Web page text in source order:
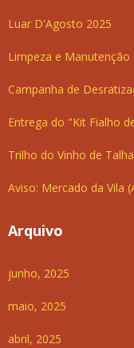
Luar D'Agosto 2025
Limpeza e Manutenção
Campanha de
Entrega do "Kit Fialho
Trilho do Vinho de Talha
Aviso: Mercado da Vila
Arquivo
junho, 2025
maio, 2025
abril, 2025